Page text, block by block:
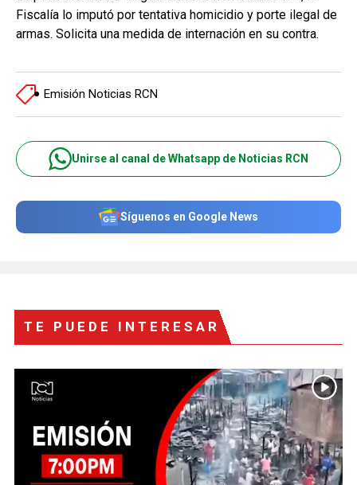
Fiscalía lo imputó por tentativa homicidio y porte ilegal de
armas. Solicita una medida de internación en su contra.
Emisión Noticias RCN
Unirse al canal de Whatsapp de Noticias RCN
Síguenos en Google News
TE PUEDE INTERESAR